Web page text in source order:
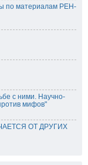
по материалам PEH-
с ними. Научно-
мифов"
ОТ ДРУГИХ